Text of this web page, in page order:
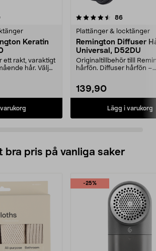
recensioner
Keratin
ett rakt, varaktigt
hår. Välj
86recensioner
Plattänger & locktänger
Remington Diffuser
Universal, D52DU
Originaltillbehör tilll
hårfön. Diffuser hårfön –
139,90
Lägg i varukorg
3.0 av 5 stjärnor
bra pris på vanliga saker
-25%